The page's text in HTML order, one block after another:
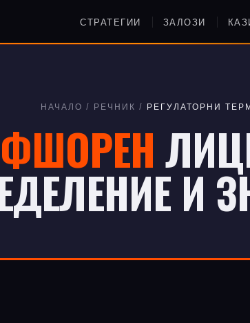
СТРАТЕГИИ ЗАЛОЗИ
НАЧАЛО / РЕЧНИК / РЕГУЛАТОРНИ
И